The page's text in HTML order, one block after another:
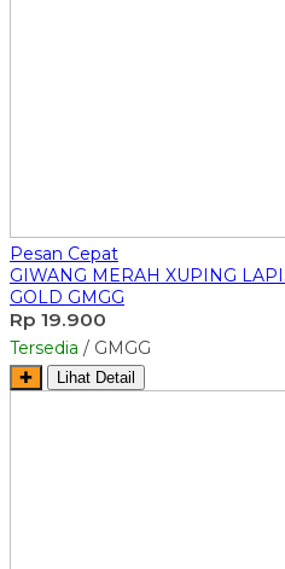
Pesan Cepat
GIWANG MERAH XUPING
GOLD GMGG
Rp 19.900
Tersedia / GMGG
✚ Lihat Detail